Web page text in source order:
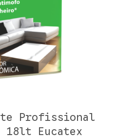
Profissional
18lt Eucatex